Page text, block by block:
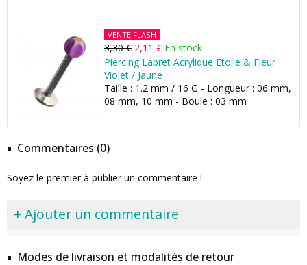
VENTE FLASH
3,30 € 2,11 € En stock
Piercing Labret Acrylique Etoile & Fleur
Violet / Jaune
Taille : 1.2 mm / 16 G - Longueur : 06 mm,
08 mm, 10 mm - Boule : 03 mm
Commentaires (0)
Soyez le premier à publier un commentaire !
+ Ajouter un commentaire
Modes de livraison et modalités de retour